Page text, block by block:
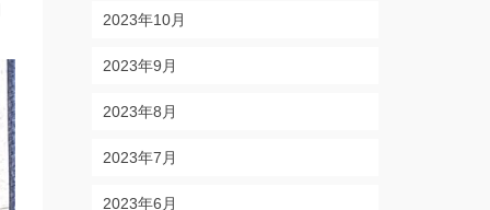
2023年10月
2023年9月
2023年8月
2023年7月
2023年6月